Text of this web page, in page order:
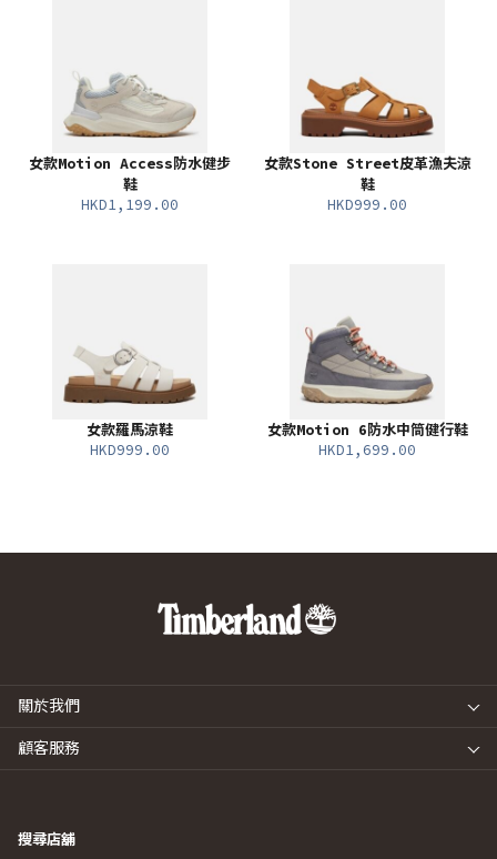
女款Motion Access防水健步
鞋
HKD1,199.00
女款Stone Street皮革漁夫涼
鞋
HKD999.00
女款羅馬涼鞋
HKD999.00
女款Motion 6防水中筒健行鞋
HKD1,699.00
關於我們
顧客服務
搜尋店舖